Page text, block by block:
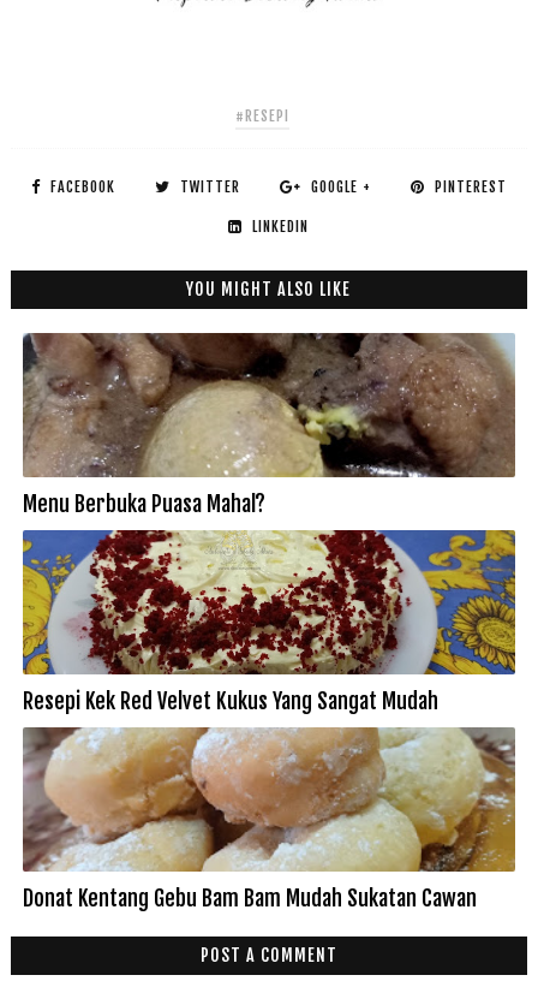
#RESEPI
FACEBOOK TWITTER GOOGLE + PINTEREST
LINKEDIN
YOU MIGHT ALSO LIKE
Menu Berbuka Puasa Mahal?
Resepi Kek Red Velvet Kukus Yang Sangat Mudah
Donat Kentang Gebu Bam Bam Mudah Sukatan Cawan
POST A COMMENT